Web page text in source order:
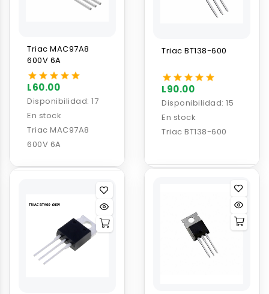
Triac MAC97A8
600V 6A
L60.00
Disponibilidad: 17
En stock
Triac MAC97A8
600V 6A
Triac BT138-600
L90.00
Disponibilidad: 15
En stock
Triac BT138-600